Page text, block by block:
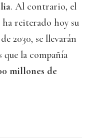
. Al contrario, el
reiterado hoy su
2030, se llevarán
que la compañía
millones de